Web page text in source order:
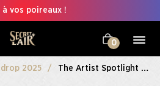
à vos poireaux !
0
2025 The Artist Spotlight Bundle Foil Edition